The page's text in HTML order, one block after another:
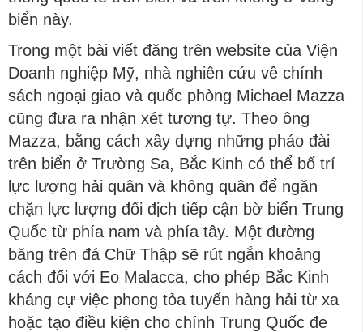
biển này.
Trong một bài viết đăng trên website của Viện
Doanh nghiệp Mỹ, nhà nghiên cứu về chính
sách ngoại giao và quốc phòng Michael Mazza
cũng đưa ra nhận xét tương tự. Theo ông
Mazza, bằng cách xây dựng những pháo đài
trên biển ở Trường Sa, Bắc Kinh có thể bố trí
lực lượng hải quân và không quân để ngăn
chặn lực lượng đối địch tiếp cận bờ biển Trung
Quốc từ phía nam và phía tây. Một đường
băng trên đá Chữ Thập sẽ rút ngắn khoảng
cách đối với Eo Malacca, cho phép Bắc Kinh
kháng cự việc phong tỏa tuyến hàng hải từ xa
hoặc tạo điều kiện cho chính Trung Quốc đe